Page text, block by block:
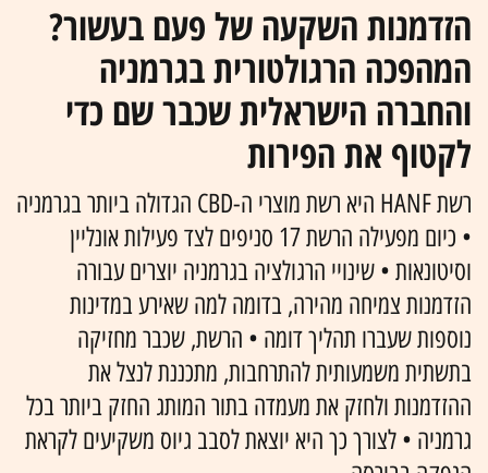
הזדמנות השקעה של פעם בעשור?
המהפכה הרגולטורית בגרמניה
והחברה הישראלית שכבר שם כדי
לקטוף את הפירות
רשת HANF היא רשת מוצרי ה-CBD הגדולה ביותר בגרמניה
• כיום מפעילה הרשת 17 סניפים לצד פעילות אונליין
וסיטונאות • שינויי הרגולציה בגרמניה יוצרים עבורה
הזדמנות צמיחה מהירה, בדומה למה שאירע במדינות
נוספות שעברו תהליך דומה • הרשת, שכבר מחזיקה
בתשתית משמעותית להתרחבות, מתכננת לנצל את
ההזדמנות ולחזק את מעמדה בתור המותג החזק ביותר בכל
גרמניה • לצורך כך היא יוצאת לסבב גיוס משקיעים לקראת